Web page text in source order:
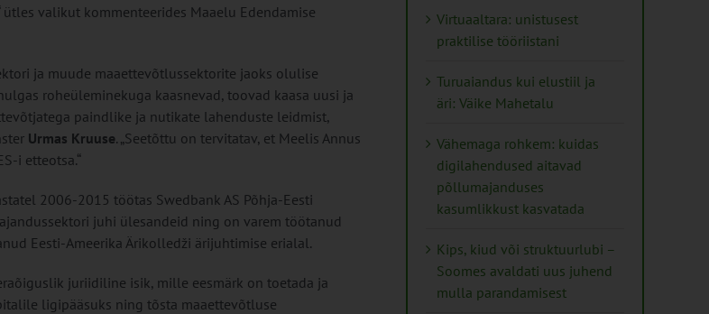
valikut kommenteerides Maaelu Edendamise
ja muude maaettevõtlussektorite jaoks olulise
roheüleminekuga kaasnevad, toovad kaasa uusi ja
paindlike ja nutikate lahenduste leidmist,
Urmas Kruuse. „Seetõttu on tervitatav, et Meelis Annus
i etteotsa.“
2006-2015 töötas Swedbank AS Põhja-Eesti
juhi ülesandeid ning on varem töötanud
Eesti-Ameerika Ärikolledži ärijuhtimise erialal.
juriidiline isik, mille eesmärk on toetada ja
ligipääsuks ning tõsta maaettevõtluse
Virtuaaltara: unistusest
praktilise tööriistani
Turuaiandus kui elustiil ja
äri: Väike Mahetalu
Vähemaga rohkem: kuidas
digilahendused aitavad
põllumajanduses
kasumlikkust kasvatada
Kips, kiud või struktuurlubi –
Soomes avaldati uus juhend
mulla parandamisest